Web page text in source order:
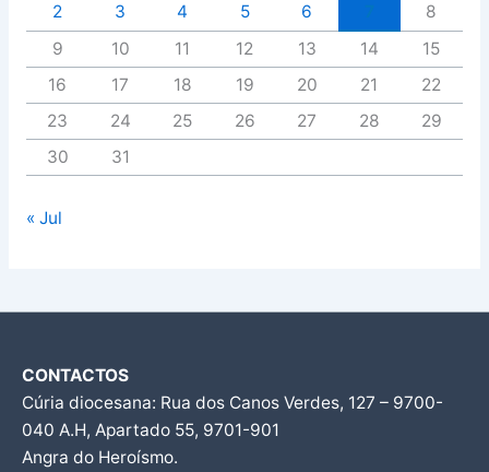
2
3 4 5 6
8
9
10 11 12 13 14
15
16
17 18 19 20 21
22
23
24 25 26 27 28
29
30
31
« Jul
CONTACTOS
Cúria diocesana: Rua dos Canos Verdes, 127 – 9700-
040 A.H, Apartado 55, 9701-901
Angra do Heroísmo.